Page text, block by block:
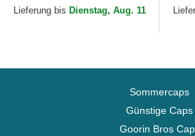
Sox MLB von New Era
Lieferung bis Dienstag, Aug. 11
Sommercaps
Günstige Caps
Goorin Bros